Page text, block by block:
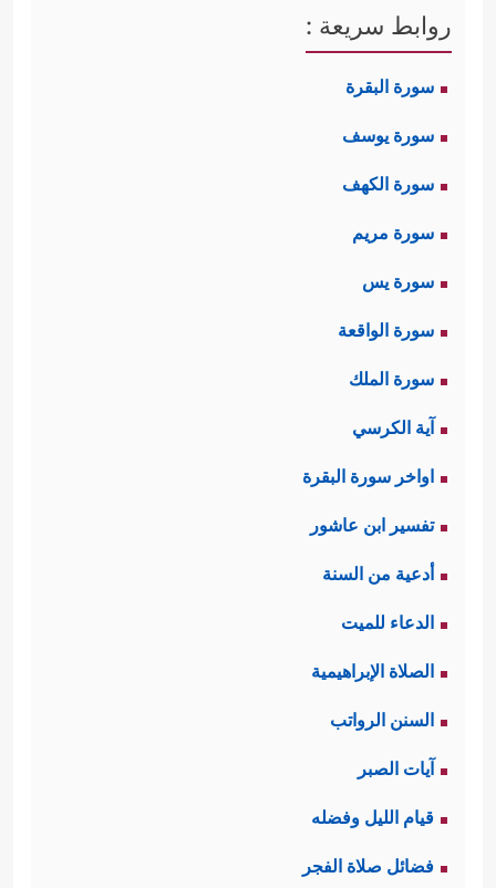
روابط سريعة :
سورة البقرة
سورة يوسف
سورة الكهف
سورة مريم
سورة يس
سورة الواقعة
سورة الملك
آية الكرسي
اواخر سورة البقرة
تفسير ابن عاشور
أدعية من السنة
الدعاء للميت
الصلاة الإبراهيمية
السنن الرواتب
آيات الصبر
قيام الليل وفضله
فضائل صلاة الفجر